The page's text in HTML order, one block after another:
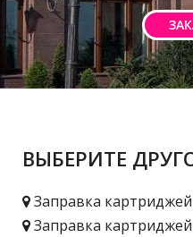
ВЫБЕРИТЕ
Заправка
Заправка